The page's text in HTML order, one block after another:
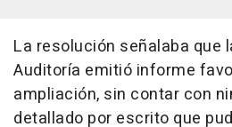
La resolución señalaba que
Auditoría emitió informe
ampliación, sin contar con
detallado por escrito que